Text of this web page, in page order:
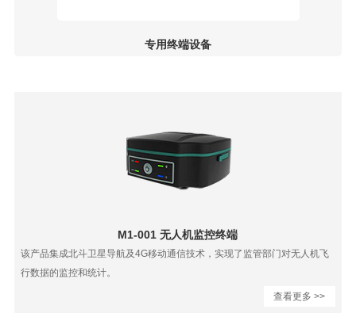
专用终端设备
CKG4-B3 抗干扰BDS卫星定位接收机
CM15-202-J01卫星定位仪
北斗双模双频车载指挥机/用户机
Z-410北斗双模外置终端
M1-001 无人机监控终端
该产品集成北斗卫星导航及4G移动通信技术，实现了监管部门对无人机飞
行数据的监控和统计。
查看更多 >>